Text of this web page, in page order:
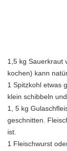
1,5 kg Sauerkraut
kochen) kann
1 Spitzkohl etwas
klein schibbeln
1, 5 kg
geschnitten.
ist.
1 Fleischwurst